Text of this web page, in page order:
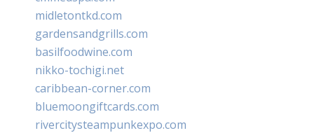
midletontkd.com
gardensandgrills.com
basilfoodwine.com
nikko-tochigi.net
caribbean-corner.com
bluemoongiftcards.com
rivercitysteampunkexpo.com